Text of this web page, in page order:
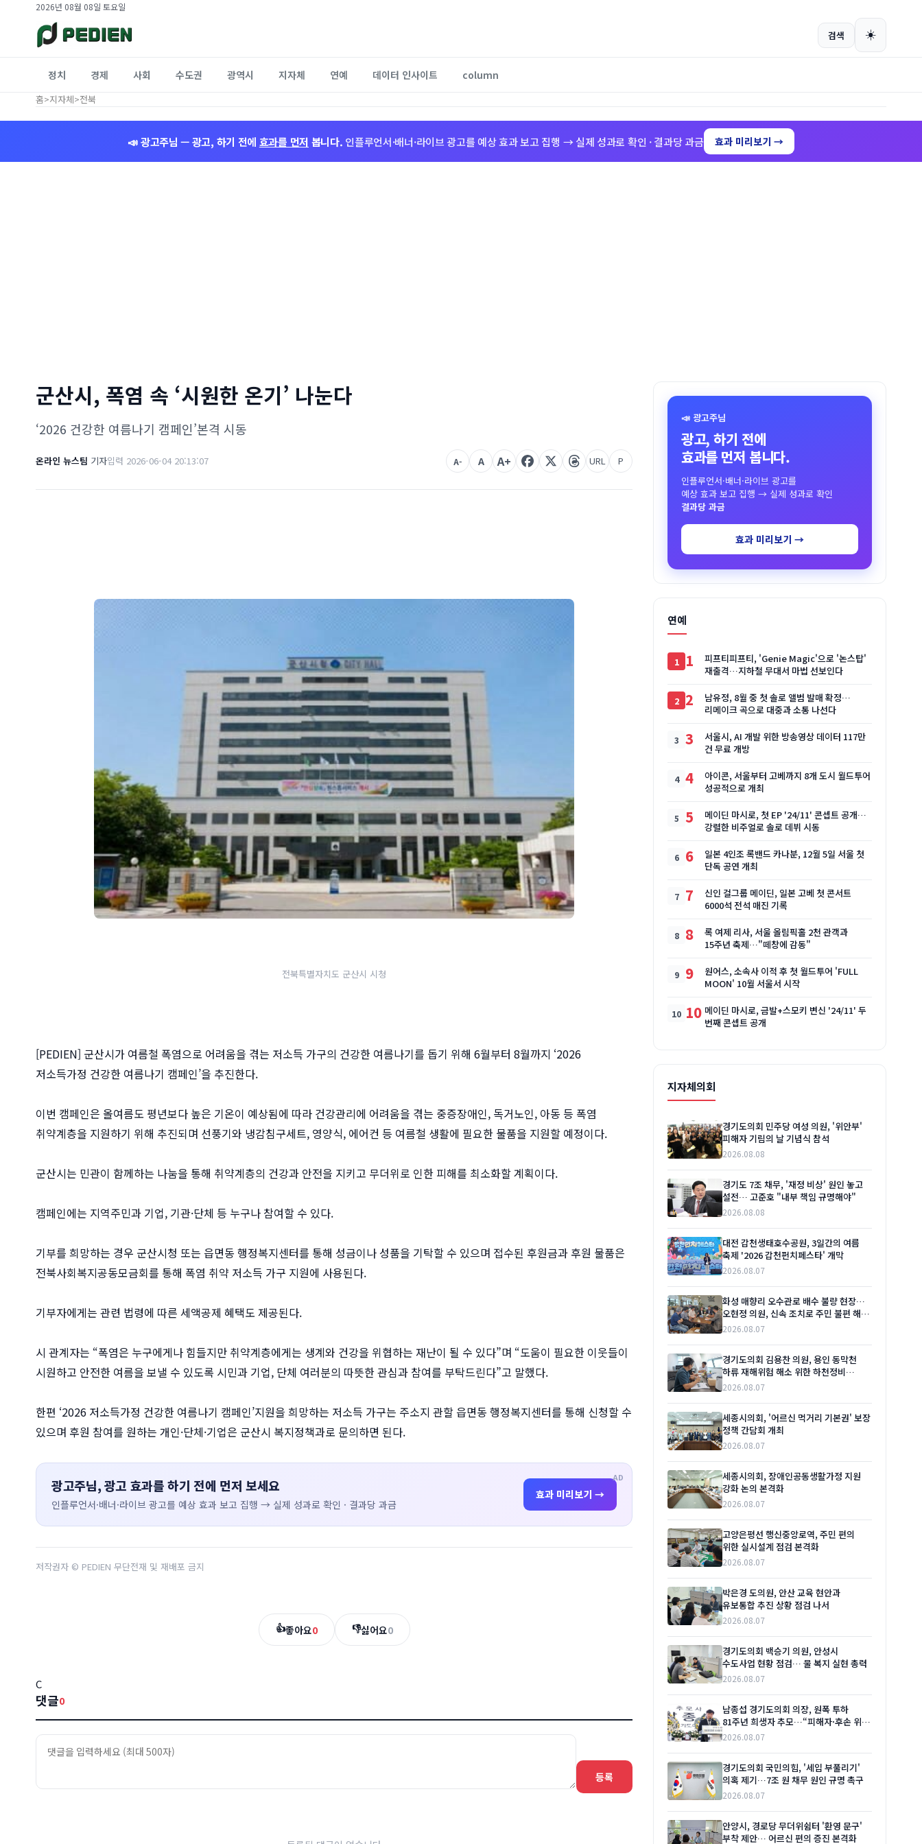
2026년 08월 08일 토요일
검색 ☀️
정치 경제 사회 수도권 광역시 지자체 연예 데이터 인사이트 column
홈>지자체>전북
📣 광고주님 — 광고, 하기 전에 효과를 먼저 봅니다. 인플루언서·배너·라이브 광고를 예상 효과 보고 집행 → 실제 성과로 확인 · 결과당 과금 효과 미리보기 →
군산시, 폭염 속 ‘시원한 온기’ 나눈다
‘2026 건강한 여름나기 캠페인’본격 시동
온라인 뉴스팀 기자입력 2026-06-04 20:13:07 A- A A+ URL P
전북특별자치도 군산시 시청
[PEDIEN] 군산시가 여름철 폭염으로 어려움을 겪는 저소득 가구의 건강한 여름나기를 돕기 위해 6월부터 8월까지 ‘2026
저소득가정 건강한 여름나기 캠페인’을 추진한다.
이번 캠페인은 올여름도 평년보다 높은 기온이 예상됨에 따라 건강관리에 어려움을 겪는 중증장애인, 독거노인, 아동 등 폭염
취약계층을 지원하기 위해 추진되며 선풍기와 냉감침구세트, 영양식, 에어컨 등 여름철 생활에 필요한 물품을 지원할 예정이다.
군산시는 민관이 함께하는 나눔을 통해 취약계층의 건강과 안전을 지키고 무더위로 인한 피해를 최소화할 계획이다.
캠페인에는 지역주민과 기업, 기관·단체 등 누구나 참여할 수 있다.
기부를 희망하는 경우 군산시청 또는 읍면동 행정복지센터를 통해 성금이나 성품을 기탁할 수 있으며 접수된 후원금과 후원 물품은
전북사회복지공동모금회를 통해 폭염 취약 저소득 가구 지원에 사용된다.
기부자에게는 관련 법령에 따른 세액공제 혜택도 제공된다.
시 관계자는 “폭염은 누구에게나 힘들지만 취약계층에게는 생계와 건강을 위협하는 재난이 될 수 있다”며 “도움이 필요한 이웃들이
시원하고 안전한 여름을 보낼 수 있도록 시민과 기업, 단체 여러분의 따뜻한 관심과 참여를 부탁드린다”고 말했다.
한편 ‘2026 저소득가정 건강한 여름나기 캠페인’지원을 희망하는 저소득 가구는 주소지 관할 읍면동 행정복지센터를 통해 신청할 수
있으며 후원 참여를 원하는 개인·단체·기업은 군산시 복지정책과로 문의하면 된다.
AD
광고주님, 광고 효과를 하기 전에 먼저 보세요
인플루언서·배너·라이브 광고를 예상 효과 보고 집행 → 실제 성과로 확인 · 결과당 과금
효과 미리보기 →
저작권자 © PEDIEN 무단전재 및 재배포 금지
👍좋아요0 👎싫어요0
C
댓글0
등록
📣 광고주님
광고, 하기 전에
효과를 먼저 봅니다.
인플루언서·배너·라이브 광고를
예상 효과 보고 집행 → 실제 성과로 확인
결과당 과금
효과 미리보기 →
연예
1
피프티피프티, 'Genie Magic'으로 '논스탑'
재출격…지하철 무대서 마법 선보인다
2
남유정, 8월 중 첫 솔로 앨범 발매 확정…
리메이크 곡으로 대중과 소통 나선다
3
서울시, AI 개발 위한 방송영상 데이터 117만
건 무료 개방
4
아이콘, 서울부터 고베까지 8개 도시 월드투어
성공적으로 개최
5
메이딘 마시로, 첫 EP '24/11' 콘셉트 공개…
강렬한 비주얼로 솔로 데뷔 시동
6
일본 4인조 록밴드 카나분, 12월 5일 서울 첫
단독 공연 개최
7
신인 걸그룹 메이딘, 일본 고베 첫 콘서트
6000석 전석 매진 기록
8
록 여제 리사, 서울 올림픽홀 2천 관객과
15주년 축제…"떼창에 감동"
9
원어스, 소속사 이적 후 첫 월드투어 'FULL
MOON' 10월 서울서 시작
10 메이딘 마시로, 금발+스모키 변신 '24/11' 두
번째 콘셉트 공개
지자체의회
경기도의회 민주당 여성 의원, '위안부'
피해자 기림의 날 기념식 참석
2026.08.08
경기도 7조 채무, '재정 비상' 원인 놓고
설전… 고준호 "내부 책임 규명해야"
2026.08.08
대전 갑천생태호수공원, 3일간의 여름
축제 '2026 갑천펀치페스타' 개막
2026.08.07
화성 매향리 오수관로 배수 불량 현장…
오현정 의원, 신속 조치로 주민 불편 해소
촉구
2026.08.07
경기도의회 김용찬 의원, 용인 동막천
하류 재해위험 해소 위한 하천정비
본격화 촉구
2026.08.07
세종시의회, '어르신 먹거리 기본권' 보장
정책 간담회 개최
2026.08.07
세종시의회, 장애인공동생활가정 지원
강화 논의 본격화
2026.08.07
고양은평선 행신중앙로역, 주민 편의
위한 실시설계 점검 본격화
2026.08.07
박은경 도의원, 안산 교육 현안과
유보통합 추진 상황 점검 나서
2026.08.07
경기도의회 백승기 의원, 안성시
수도사업 현황 점검… 물 복지 실현 총력
2026.08.07
남종섭 경기도의회 의장, 원폭 투하
81주년 희생자 추모…“피해자·후손 위한
실질적 지원 이어갈 것”
2026.08.07
경기도의회 국민의힘, '세입 부풀리기'
의혹 제기…7조 원 채무 원인 규명 촉구
2026.08.07
안양시, 경로당 무더위쉼터 '환영 문구'
부착 제안… 어르신 편의 증진 본격화